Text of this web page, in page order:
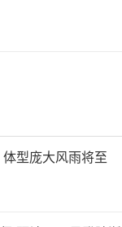
型庞大风雨将至